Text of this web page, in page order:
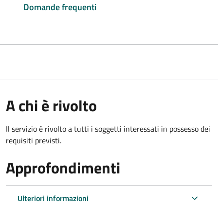
Domande frequenti
A chi è rivolto
Il servizio è rivolto a tutti i soggetti interessati in possesso dei
requisiti previsti.
Approfondimenti
Ulteriori informazioni